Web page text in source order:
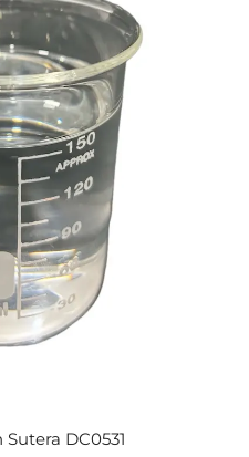
DC0531